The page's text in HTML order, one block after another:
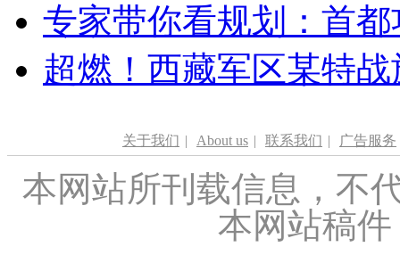
专家带你看规划：首
超燃！西藏军区某特
关于我们 | About us | 联系我们 | 广告服务
本网站所刊载信息，不
本网站稿